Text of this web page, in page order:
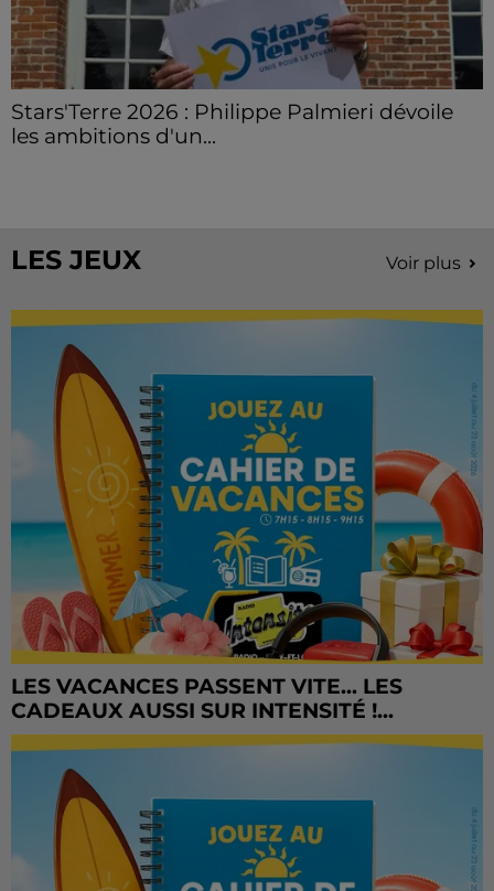
Stars'Terre 2026 : Philippe Palmieri dévoile
les ambitions d'un...
LES JEUX Voir plus
LES VACANCES PASSENT VITE... LES
CADEAUX AUSSI SUR INTENSITÉ !...